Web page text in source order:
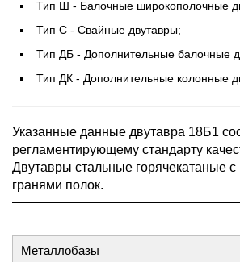
Тип Ш - Балочные широкополочные
Тип С - Свайные двутавры;
Тип ДБ - Дополнительные балочные
Тип ДК - Дополнительные колонные
Указанные данные двутавра 18Б1
регламентирующему стандарту
Двутавры стальные горячекатаные
гранями полок.
Металлобазы